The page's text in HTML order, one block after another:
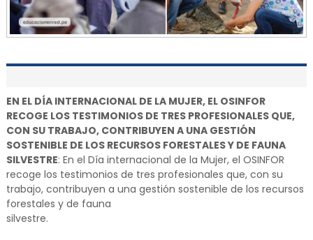
EN EL DÍA INTERNACIONAL DE LA MUJER, EL OSINFOR
RECOGE LOS TESTIMONIOS DE TRES PROFESIONALES QUE,
CON SU TRABAJO, CONTRIBUYEN A UNA GESTIÓN
SOSTENIBLE DE LOS RECURSOS FORESTALES Y DE FAUNA
SILVESTRE: En el Día internacional de la Mujer, el OSINFOR
recoge los testimonios de tres profesionales que, con su
trabajo, contribuyen a una gestión sostenible de los recursos
forestales y de fauna
silvestre.